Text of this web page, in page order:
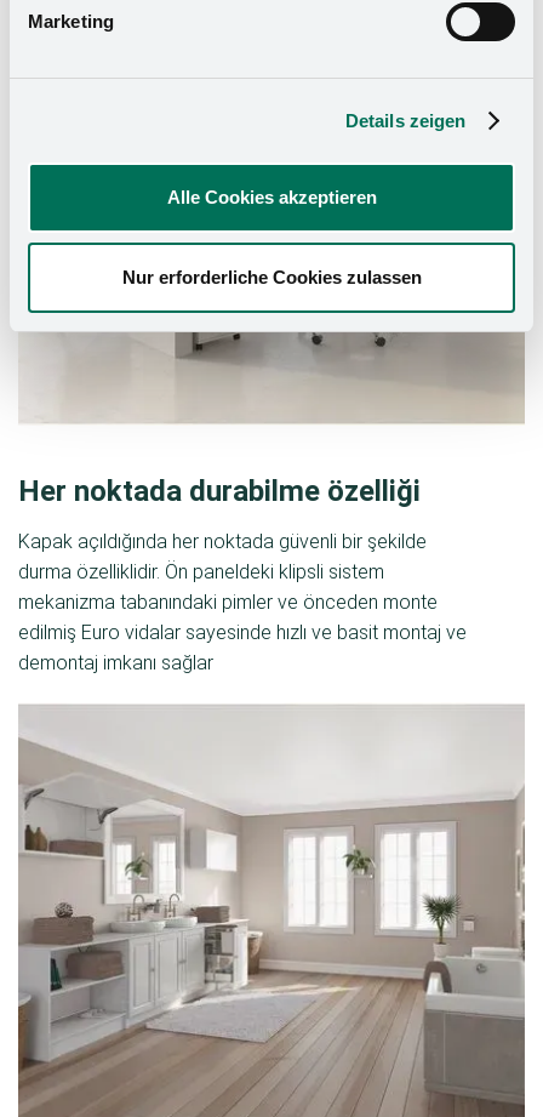
Marketing
Details zeigen
Alle Cookies akzeptieren
Nur erforderliche Cookies zulassen
Her noktada durabilme özelliği
Kapak açıldığında her noktada güvenli bir şekilde
durma özelliklidir. Ön paneldeki klipsli sistem
mekanizma tabanındaki pimler ve önceden monte
edilmiş Euro vidalar sayesinde hızlı ve basit montaj ve
demontaj imkanı sağlar